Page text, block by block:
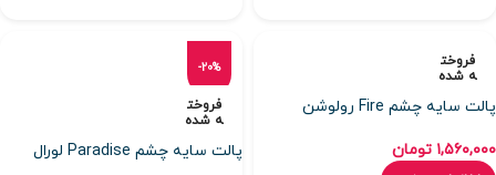
فروخت
ه شده
پالت سایه چشم Fire رولوشن
۱,۵۶۰,۰۰۰ تومان
-20%
فروخت
ه شده
پالت سایه چشم Paradise لورال